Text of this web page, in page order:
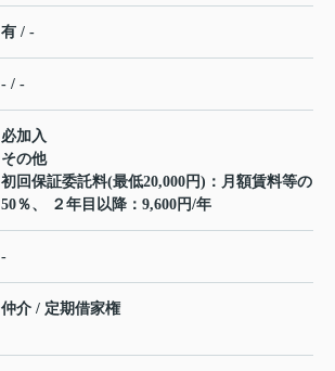
有 / -
- / -
必加入
その他
初回保証委託料(最低20,000円)：月額賃料等の
50％、 ２年目以降：9,600円/年
-
仲介 / 定期借家権